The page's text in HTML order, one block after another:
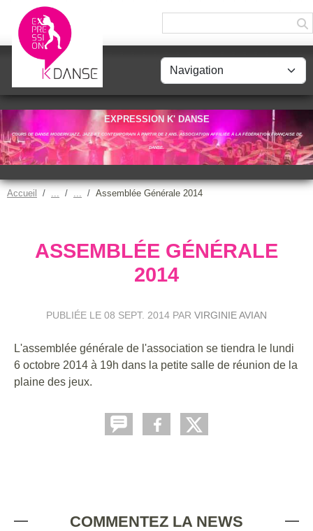
EXPRESSION K' DANSE
COURS DE DANSE MODERN'JAZZ, JAZZ ET CONTEMPORAIN À PARTIR DE 2 ANS. ASSOCIATION AFFILIÉE À LA FÉDÉRATION FRANÇAISE DE
DANSE.
Accueil Assemblée Générale 2014
ASSEMBLÉE GÉNÉRALE
2014
PUBLIÉE LE 08 SEPT. 2014 PAR VIRGINIE AVIAN
L'assemblée générale de l'association se tiendra le lundi
6 octobre 2014 à 19h dans la petite salle de réunion de la
plaine des jeux.
COMMENTEZ LA NEWS
Panneau de gestion des cookies